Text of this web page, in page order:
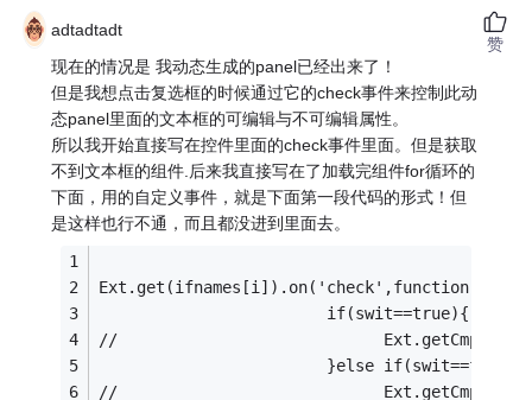
adtadtadt
现在的情况是 我动态生成的panel已经出来了！
但是我想点击复选框的时候通过它的check事件来控制此动
态panel里面的文本框的可编辑与不可编辑属性。
所以我开始直接写在控件里面的check事件里面。但是获取
不到文本框的组件.后来我直接写在了加载完组件for循环的
下面，用的自定义事件，就是下面第一段代码的形式！但
是这样也行不通，而且都没进到里面去。
                        if(swit==true){
//
}else
//
赞